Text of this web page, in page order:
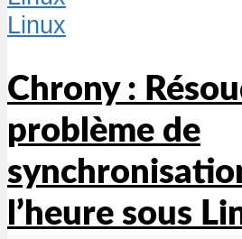
Linux
Chrony :
problème de
l’heure sous